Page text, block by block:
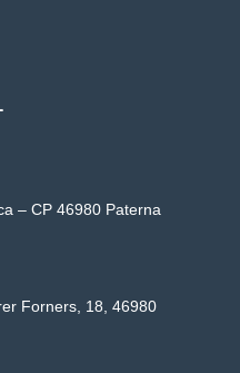
– CP 46980 Paterna
Forners, 18, 46980